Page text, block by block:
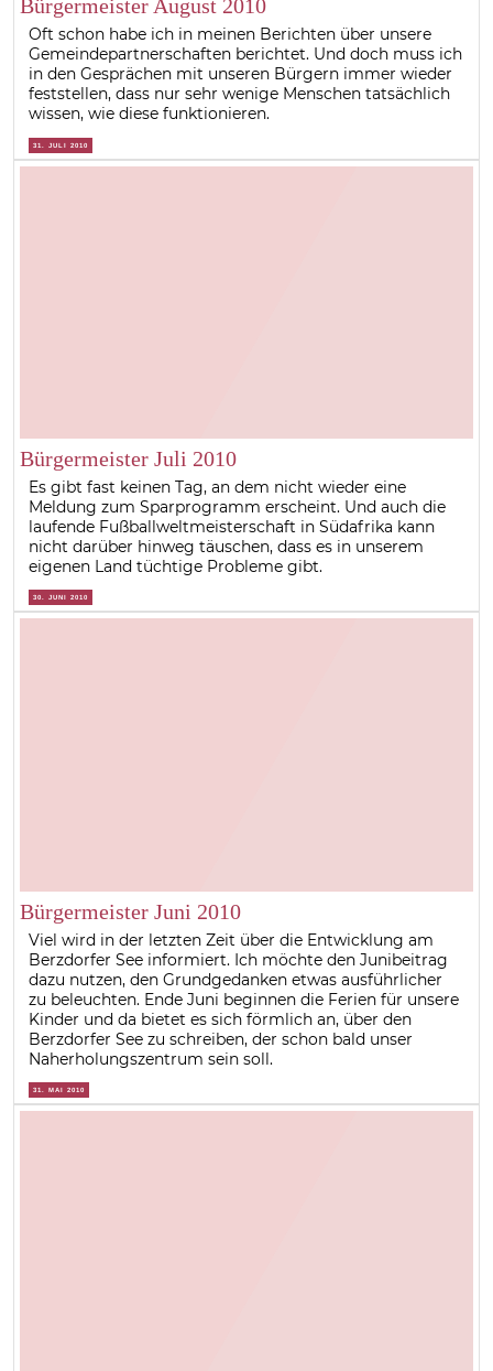
Bürgermeister August 2010
Oft schon habe ich in meinen Berichten über unsere
Gemeindepartnerschaften berichtet. Und doch muss ich
in den Gesprächen mit unseren Bürgern immer wieder
feststellen, dass nur sehr wenige Menschen tatsächlich
wissen, wie diese funktionieren.
31. JULI 2010
Bürgermeister Juli 2010
Es gibt fast keinen Tag, an dem nicht wieder eine
Meldung zum Sparprogramm erscheint. Und auch die
laufende Fußballweltmeisterschaft in Südafrika kann
nicht darüber hinweg täuschen, dass es in unserem
eigenen Land tüchtige Probleme gibt.
30. JUNI 2010
Bürgermeister Juni 2010
Viel wird in der letzten Zeit über die Entwicklung am
Berzdorfer See informiert. Ich möchte den Junibeitrag
dazu nutzen, den Grundgedanken etwas ausführlicher
zu beleuchten. Ende Juni beginnen die Ferien für unsere
Kinder und da bietet es sich förmlich an, über den
Berzdorfer See zu schreiben, der schon bald unser
Naherholungszentrum sein soll.
31. MAI 2010